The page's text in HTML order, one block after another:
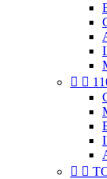
 
 